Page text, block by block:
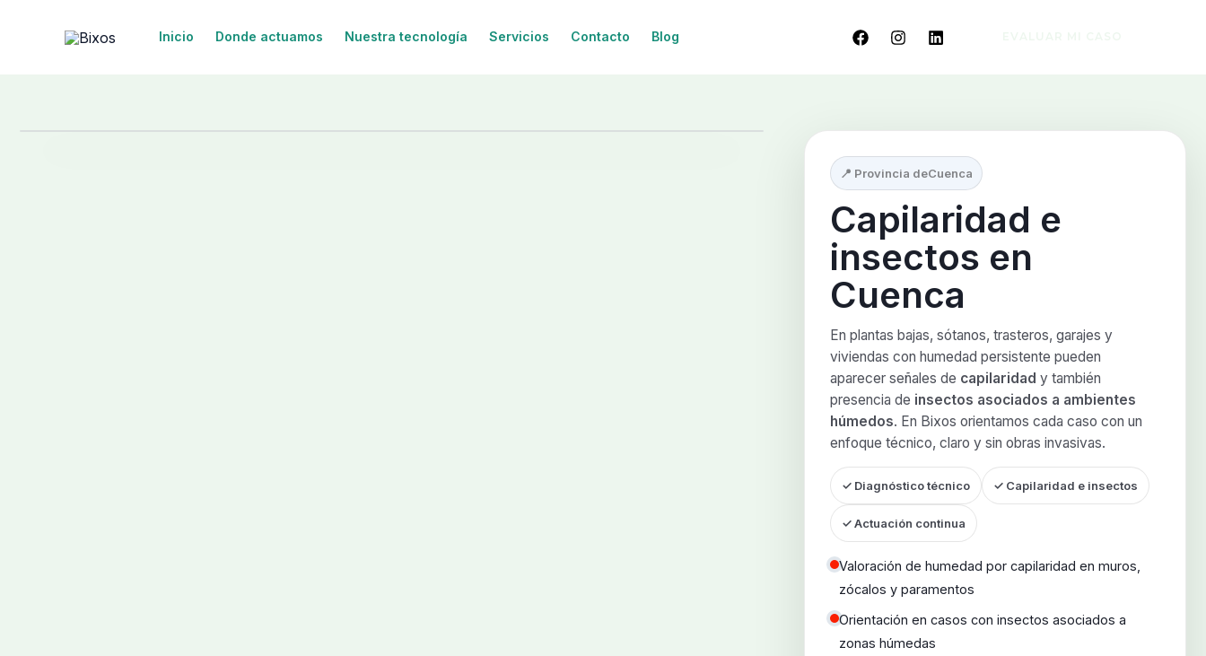
Inicio Donde actuamos Nuestra tecnología Servicios Contacto Blog
📍 Provincia deCuenca
Capilaridad e
insectos en
Cuenca
En plantas bajas, sótanos, trasteros, garajes y
viviendas con humedad persistente pueden
aparecer señales de capilaridad y también
presencia de insectos asociados a ambientes
húmedos. En Bixos orientamos cada caso con un
enfoque técnico, claro y sin obras invasivas.
✓ Diagnóstico técnico ✓ Capilaridad e insectos
✓ Actuación continua
Valoración de humedad por capilaridad en muros,
zócalos y paramentos
Orientación en casos con insectos asociados a
zonas húmedas